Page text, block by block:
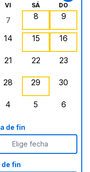
VI SÁ DO
5, 2026
agosto 6, 2026
viernes, agosto 7,
7
8
9
14
15
16
21
22
23
28
29
30
4
5
6
de fin
Elige fecha
de fin